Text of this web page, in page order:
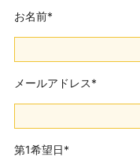
お名前*
メールアドレス*
第1希望日*